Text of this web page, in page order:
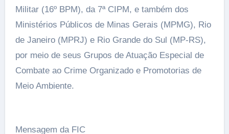
Militar (16º BPM), da 7ª CIPM, e também dos
Ministérios Públicos de Minas Gerais (MPMG), Rio
de Janeiro (MPRJ) e Rio Grande do Sul (MP-RS),
por meio de seus Grupos de Atuação Especial de
Combate ao Crime Organizado e Promotorias de
Meio Ambiente.
Mensagem da FIC